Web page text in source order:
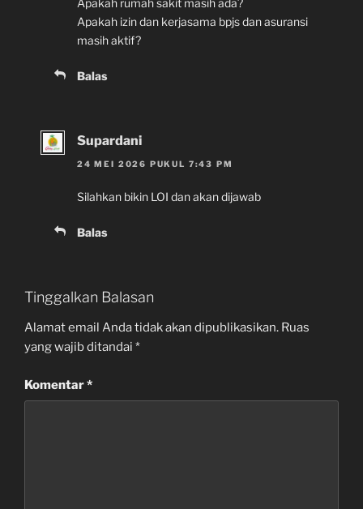
Apakah rumah sakit masih ada?
Apakah izin dan kerjasama bpjs dan asuransi
masih aktif?
Balas
Supardani
24 MEI 2026 PUKUL 7:43 PM
Silahkan bikin LOI dan akan dijawab
Balas
Tinggalkan Balasan
Alamat email Anda tidak akan dipublikasikan. Ruas
yang wajib ditandai *
Komentar*